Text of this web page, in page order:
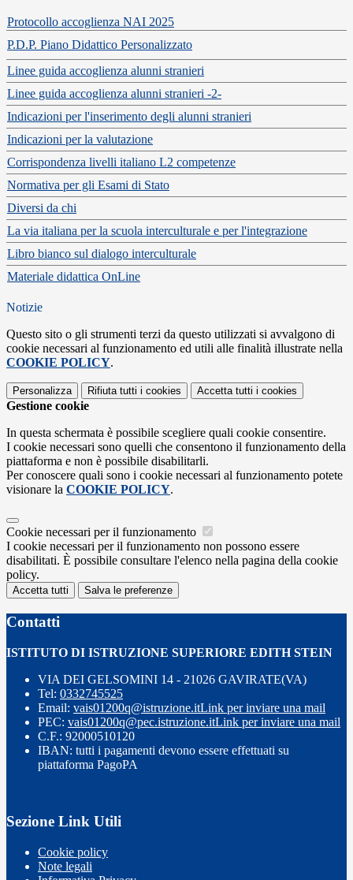
Protocollo accoglienza NAI 2025
P.D.P. Piano Didattico Personalizzato
Linee guida accoglienza alunni stranieri
Linee guida accoglienza alunni stranieri -2-
Indicazioni per l'inserimento degli alunni stranieri
Indicazioni per la valutazione
Corrispondenza livelli italiano L2 competenze
Normativa per gli Esami di Stato
Diversi da chi
La via italiana per la scuola interculturale e per l'integrazione
Libro bianco sul dialogo interculturale
Materiale didattica OnLine
Notizie
Questo sito o gli strumenti terzi da questo utilizzati si avvalgono di
cookie necessari al funzionamento ed utili alle finalità illustrate nella
COOKIE POLICY.
Personalizza Rifiuta tutti i cookies Accetta tutti i cookies
Gestione cookie
In questa schermata è possibile scegliere quali cookie consentire.
I cookie necessari sono quelli che consentono il funzionamento della
piattaforma e non è possibile disabilitarli.
Per conoscere quali sono i cookie necessari al funzionamento potete
visionare la COOKIE POLICY.
Cookie necessari per il funzionamento
I cookie necessari per il funzionamento non possono essere
disabilitati. È possibile consultare l'elenco nella pagina della cookie
policy.
Accetta tutti Salva le preferenze
Contatti
ISTITUTO DI ISTRUZIONE SUPERIORE EDITH STEIN
VIA DEI GELSOMINI 14 - 21026 GAVIRATE(VA)
Tel: 0332745525
Email: vais01200q@istruzione.itLink per inviare una mail
PEC: vais01200q@pec.istruzione.itLink per inviare una mail
C.F.: 92000510120
IBAN: tutti i pagamenti devono essere effettuati su
piattaforma PagoPA
Sezione Link Utili
Cookie policy
Note legali